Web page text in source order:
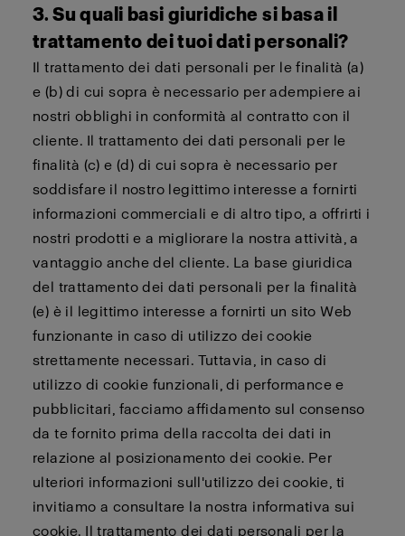
3. Su quali basi giuridiche si basa il
trattamento dei tuoi dati personali?
Il trattamento dei dati personali per le finalità (a)
e (b) di cui sopra è necessario per adempiere ai
nostri obblighi in conformità al contratto con il
cliente. Il trattamento dei dati personali per le
finalità (c) e (d) di cui sopra è necessario per
soddisfare il nostro legittimo interesse a fornirti
informazioni commerciali e di altro tipo, a offrirti i
nostri prodotti e a migliorare la nostra attività, a
vantaggio anche del cliente. La base giuridica
del trattamento dei dati personali per la finalità
(e) è il legittimo interesse a fornirti un sito Web
funzionante in caso di utilizzo dei cookie
strettamente necessari. Tuttavia, in caso di
utilizzo di cookie funzionali, di performance e
pubblicitari, facciamo affidamento sul consenso
da te fornito prima della raccolta dei dati in
relazione al posizionamento dei cookie. Per
ulteriori informazioni sull'utilizzo dei cookie, ti
invitiamo a consultare la nostra informativa sui
cookie. Il trattamento dei dati personali per la